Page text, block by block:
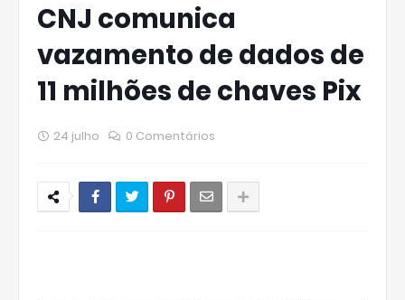
CNJ comunica
vazamento de dados de
11 milhões de chaves Pix
24 julho 0 Comentários